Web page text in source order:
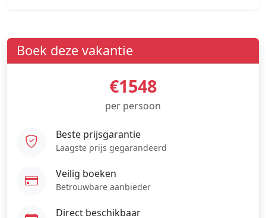
Boek deze vakantie
€1548
per persoon
Beste prijsgarantie
Laagste prijs gegarandeerd
Veilig boeken
Betrouwbare aanbieder
Direct beschikbaar